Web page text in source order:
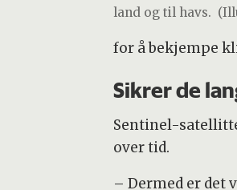
land og til havs.
for å bekjempe
Sikrer de
Sentinel-
over tid.
– Dermed er det